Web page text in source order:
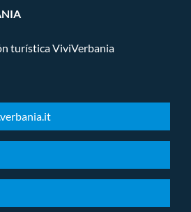
turística ViviVerbania